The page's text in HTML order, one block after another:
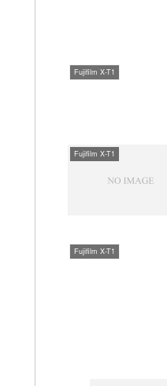
Fujifilm X-T1
Fujifilm X-T1
Fujifilm X-T1